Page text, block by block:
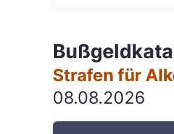
Strafen für
08.08.2026